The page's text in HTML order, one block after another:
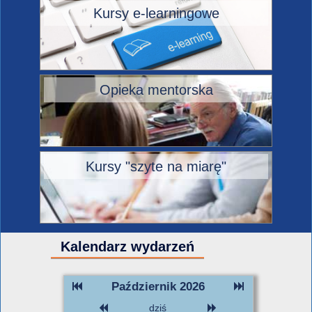
Kursy e-learningowe
Opieka mentorska
Kursy "szyte na miarę"
Kalendarz wydarzeń
Październik 2026
dziś